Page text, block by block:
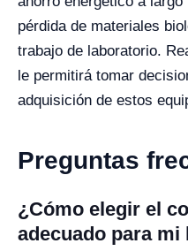
pérdida de materiales
trabajo de laboratorio.
le permitirá tomar
adquisición de estos
Preguntas
¿Cómo elegir el
adecuado para